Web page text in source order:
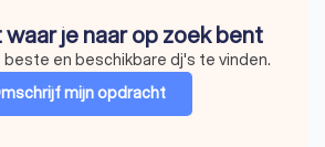
waar je naar op zoek bent
beste en beschikbare dj's te vinden.
mijn opdracht